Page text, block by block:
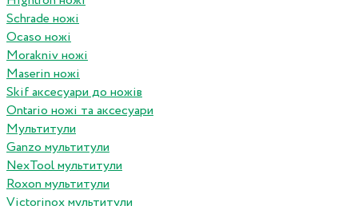
Schrade ножі
Ocaso ножі
Morakniv ножі
Maserin ножі
Skif аксесуари до ножів
Ontario ножі та аксесуари
Мультитули
Ganzo мультитули
NexTool мультитули
Roxon мультитули